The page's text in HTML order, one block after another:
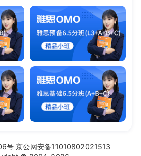
号 京公网安备11010802021513